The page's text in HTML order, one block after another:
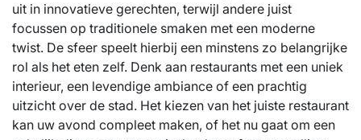
uit in innovatieve gerechten, terwijl andere juist
focussen op traditionele smaken met een moderne
twist. De sfeer speelt hierbij een minstens zo belangrijke
rol als het eten zelf. Denk aan restaurants met een uniek
interieur, een levendige ambiance of een prachtig
uitzicht over de stad. Het kiezen van het juiste restaurant
kan uw avond compleet maken, of het nu gaat om een